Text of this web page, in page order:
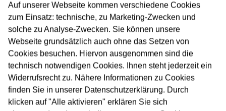
Wochen, während der U1 und U9 phasenweise ohne
Fahrgastwechsel an der Station in Betrieb bleiben,
phasenweise aber auch unterbrochen werden müssen.
Dann setzt die VGF Ersatzbusse ein. Die genauen
Zeiträume und Ersatz-Angebote teilt die VGF rechtzeitig
vor dem Umbau mit; die vorläufige Zeitplanung findet sich
am Ende des Textes.
Bahnsteig-Ausstattung
Auf unserer Webseite kommen verschiedene Cookies
zum Einsatz: technische, zu Marketing-Zwecken und
solche zu Analyse-Zwecken. Sie können unsere
Webseite grundsätzlich auch ohne das Setzen von
Cookies besuchen. Hiervon ausgenommen sind die
technisch notwendigen Cookies. Ihnen steht jederzeit ein
Widerrufsrecht zu. Nähere Informationen zu Cookies
finden Sie in unserer Datenschutzerklärung. Durch
klicken auf "Alle aktivieren" erklären Sie sich